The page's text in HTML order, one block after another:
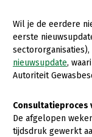
Bodem en
Platteland en
Mens,
Sectoren
Wil je de eerdere
eerste
sectororganisaties),
nieuwsupdate,
Autoriteit
Consultatieproces
De afgelopen
tijdsdruk gewerkt